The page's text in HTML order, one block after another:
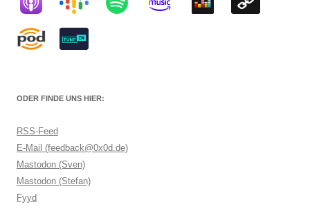
ODER FINDE UNS HIER:
RSS-Feed
E-Mail (feedback@0x0d.de)
Mastodon (Sven)
Mastodon (Stefan)
Fyyd